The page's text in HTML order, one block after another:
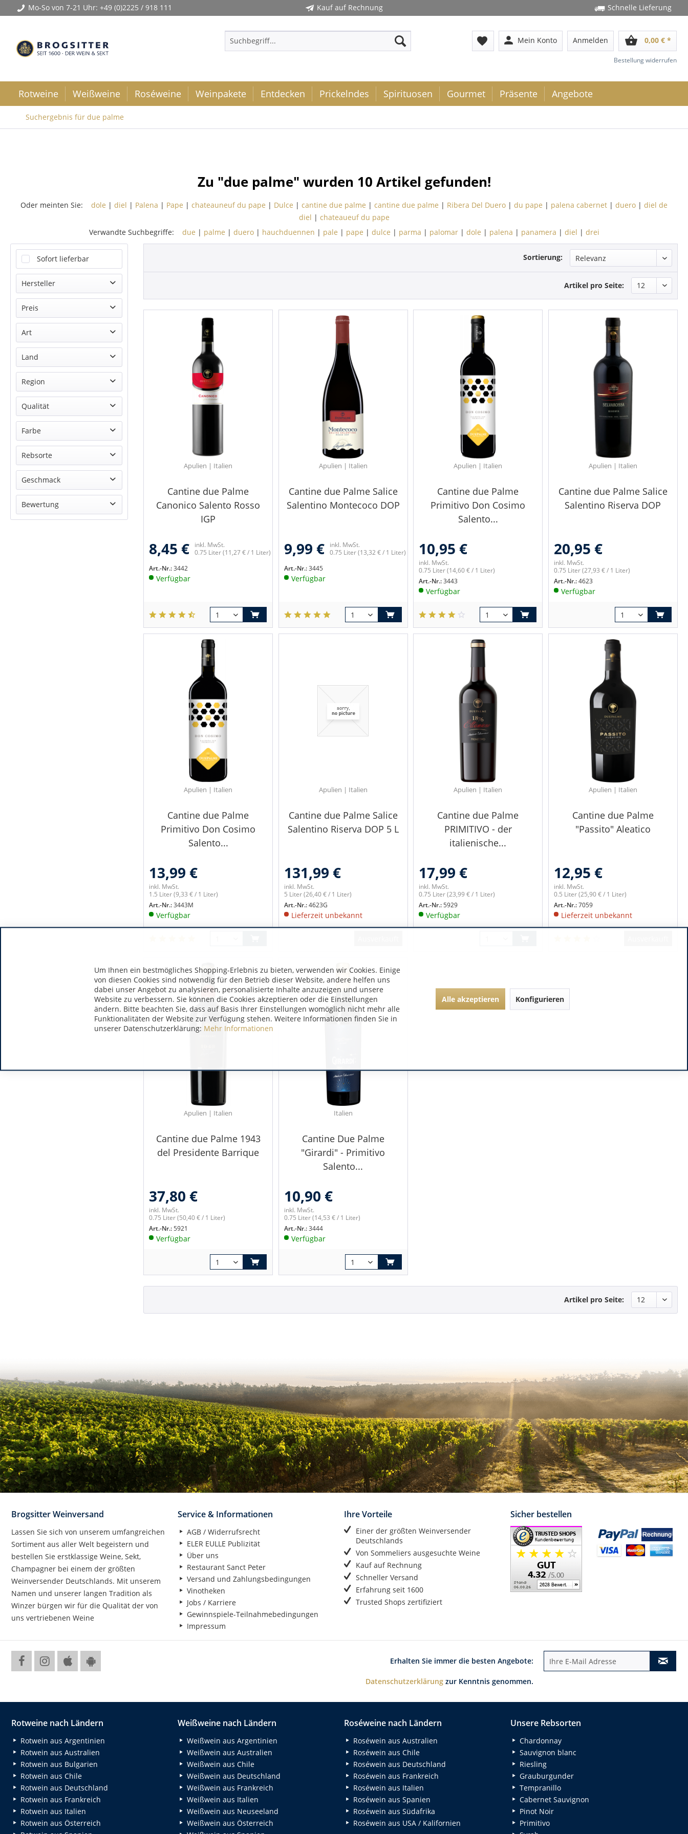
Mo-So von 7-21 Uhr: +49 (0)2225 / 918 111 Kauf auf Rechnung Schnelle Lieferung
favorite person Mein Konto Anmelden shopping_basket 0,00 € *
Bestellung widerrufen
Rotweine Weißweine Roséweine Weinpakete Entdecken Prickelndes Spirituosen Gourmet Präsente Angebote
Suchergebnis für due palme
Zu "due palme" wurden 10 Artikel gefunden!
Oder meinten Sie: dole | diel | Palena | Pape | chateauneuf du pape | Dulce | cantine due palme | cantine due palme | Ribera Del Duero | du pape | palena cabernet | duero | diel de
diel | chateaueuf du pape
Verwandte Suchbegriffe:
due | palme | duero| hauchduennen | pale | pape | dulce | parma | palomar| dole | palena | panamera | diel | drei
Sofort lieferbar
Hersteller
Cantine due Palme
Preis
von8,45 €bis131,99 €
Art
Magnumflasche
Rotwein
Land
Italien
Region
Apulien
Qualität
Salento IGP
Salento Rosso IGP
Salice Salentino DOP
Riserva DOP
Farbe
Rot
Rebsorte
Aleatico
Cuvée
Malvasia Nera
Negroamaro
Geschmack
trocken
edelsuess
Bewertung
Sortierung:
Artikel pro Seite:
Apulien | Italien
Cantine due Palme
Canonico Salento Rosso
IGP
8,45 €
inkl. MwSt.
0.75 Liter(11,27 € / 1 Liter)
Art.-Nr.:3442
Verfügbar
Apulien | Italien
Cantine due Palme Salice
Salentino Montecoco DOP
9,99 €
inkl. MwSt.
0.75 Liter(13,32 € / 1 Liter)
Art.-Nr.:3445
Verfügbar
Apulien | Italien
Cantine due Palme
Primitivo Don Cosimo
Salento...
10,95 €
inkl. MwSt.
0.75 Liter(14,60 € / 1 Liter)
Art.-Nr.:3443
Verfügbar
Apulien | Italien
Cantine due Palme Salice
Salentino Riserva DOP
20,95 €
inkl. MwSt.
0.75 Liter(27,93 € / 1 Liter)
Art.-Nr.:4623
Verfügbar
Apulien | Italien
Cantine due Palme
Primitivo Don Cosimo
Salento...
13,99 €
inkl. MwSt.
1.5 Liter(9,33 € / 1 Liter)
Art.-Nr.:3443M
Verfügbar
Apulien | Italien
Cantine due Palme Salice
Salentino Riserva DOP 5 L
131,99 €
inkl. MwSt.
5 Liter(26,40 € / 1 Liter)
Art.-Nr.:4623G
Lieferzeit unbekannt
Apulien | Italien
Cantine due Palme
PRIMITIVO - der
italienische...
17,99 €
inkl. MwSt.
0.75 Liter(23,99 € / 1 Liter)
Art.-Nr.:5929
Verfügbar
Apulien | Italien
Cantine due Palme
"Passito" Aleatico
12,95 €
inkl. MwSt.
0.5 Liter(25,90 € / 1 Liter)
Art.-Nr.:7059
Lieferzeit unbekannt
Apulien | Italien
Cantine due Palme 1943
del Presidente Barrique
37,80 €
inkl. MwSt.
0.75 Liter(50,40 € / 1 Liter)
Art.-Nr.:5921
Verfügbar
Italien
Cantine Due Palme
"Girardi" - Primitivo
Salento...
10,90 €
inkl. MwSt.
0.75 Liter(14,53 € / 1 Liter)
Art.-Nr.:3444
Verfügbar
Artikel pro Seite:
Brogsitter Weinversand
Lassen Sie sich von unserem umfangreichen
Sortiment aus aller Welt begeistern und
bestellen Sie erstklassige Weine, Sekt,
Champagner bei einem der größten
Weinversender Deutschlands. Mit unserem
Namen und unserer langen Tradition als
Winzer bürgen wir für die Qualität der von
uns vertriebenen Weine
Service & Informationen
AGB / Widerrufsrecht
ELER EULLE Publizität
Über uns
Restaurant Sanct Peter
Versand und Zahlungsbedingungen
Vinotheken
Jobs / Karriere
Gewinnspiele-Teilnahmebedingungen
Impressum
Ihre Vorteile
Einer der größten Weinversender
Deutschlands
Von Sommeliers ausgesuchte Weine
Kauf auf Rechnung
Schneller Versand
Erfahrung seit 1600
Trusted Shops zertifiziert
Sicher bestellen
Erhalten Sie immer die besten Angebote:
Datenschutzerklärung zur Kenntnis genommen.
Rotweine nach Ländern
Rotwein aus Argentinien
Rotwein aus Australien
Rotwein aus Bulgarien
Rotwein aus Chile
Rotwein aus Deutschland
Rotwein aus Frankreich
Rotwein aus Italien
Rotwein aus Österreich
Weißweine nach Ländern
Weißwein aus Argentinien
Weißwein aus Australien
Weißwein aus Chile
Weißwein aus Deutschland
Weißwein aus Frankreich
Weißwein aus Italien
Weißwein aus Neuseeland
Weißwein aus Österreich
Roséweine nach Ländern
Roséwein aus Australien
Roséwein aus Chile
Roséwein aus Deutschland
Roséwein aus Frankreich
Roséwein aus Italien
Roséwein aus Spanien
Roséwein aus Südafrika
Roséwein aus USA / Kalifornien
Unsere Rebsorten
Chardonnay
Sauvignon blanc
Riesling
Grauburgunder
Tempranillo
Cabernet Sauvignon
Pinot Noir
Primitivo
Um Ihnen ein bestmögliches Shopping-Erlebnis zu bieten, verwenden wir Cookies. Einige
von diesen Cookies sind notwendig für den Betrieb dieser Website, andere helfen uns
dabei unser Angebot zu analysieren, personalisierte Inhalte anzuzeigen und unsere
Website zu verbessern. Sie können die Cookies akzeptieren oder die Einstellungen
ändern. Bitte beachten Sie, dass auf Basis Ihrer Einstellungen womöglich nicht mehr alle
Funktionalitäten der Website zur Verfügung stehen. Weitere Informationen finden Sie in
unserer Datenschutzerklärung: Mehr Informationen
Alle akzeptieren Konfigurieren